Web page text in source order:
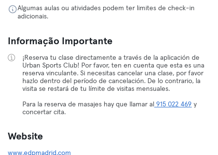
Algumas aulas ou atividades podem ter limites de check-in
adicionais.
Informação Importante
¡Reserva tu clase directamente a través de la aplicación de
Urban Sports Club! Por favor, ten en cuenta que esta es una
reserva vinculante. Si necesitas cancelar una clase, por favor
hazlo dentro del período de cancelación. De lo contrario, la
visita se restará de tu límite de visitas mensuales.
Para la reserva de masajes hay que llamar al 915 022 469 y
concertar cita.
Website
www.edpmadrid.com